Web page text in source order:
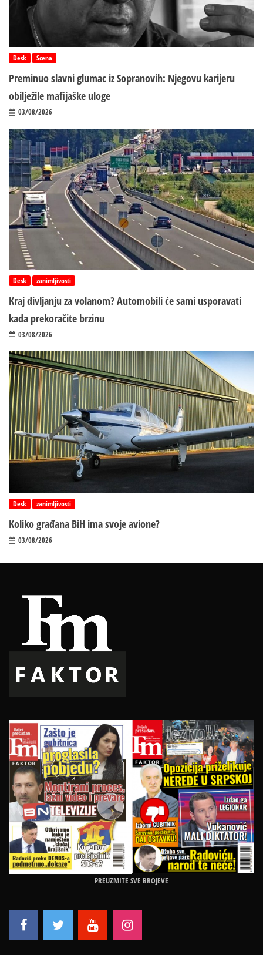
Desk Scena
Preminuo slavni glumac iz Sopranovih: Njegovu karijeru
obilježile mafijaške uloge
03/08/2026
Desk zanimljivosti
Kraj divljanju za volanom? Automobili će sami usporavati
kada prekoračite brzinu
03/08/2026
Desk zanimljivosti
Koliko građana BiH ima svoje avione?
03/08/2026
PREUZMITE SVE BROJEVE